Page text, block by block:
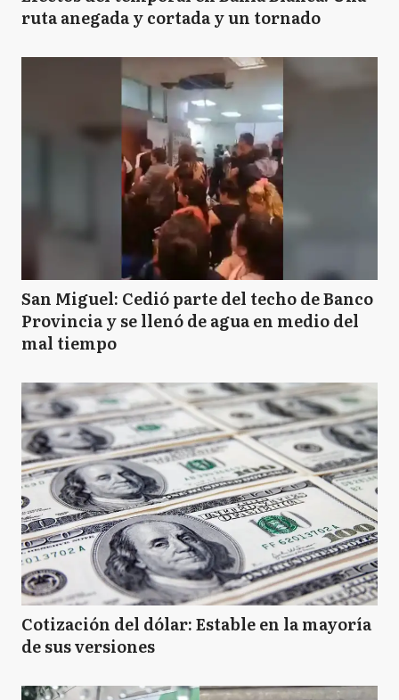
ruta anegada y cortada y un tornado
San Miguel: Cedió parte del techo de Banco
Provincia y se llenó de agua en medio del
mal tiempo
Cotización del dólar: Estable en la mayoría
de sus versiones